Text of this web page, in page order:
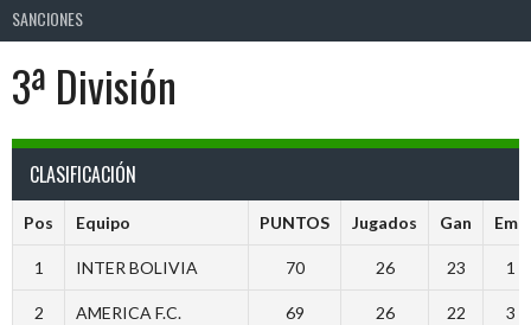
SANCIONES
3ª División
CLASIFICACIÓN
Pos Equipo PUNTOS Jugados Gan Emp
1 INTER BOLIVIA 70 26 23 1
2 AMERICA F.C. 69 26 22 3